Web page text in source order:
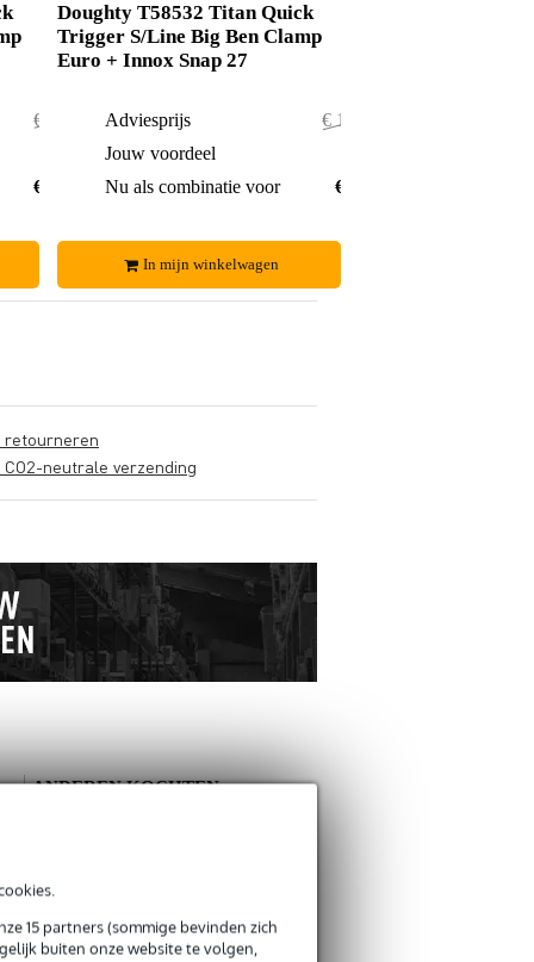
15 partners (sommige bevinden zich
buiten onze website te volgen,
€ 128,-
€ 122,-
Doughty T58532 Titan Quick
Trigger S/Line Big Ben Clamp
Euro + Innox Snap 27
Adviesprijs
€ 104,50
Jouw voordeel
Nu als combinatie voor
€ 103,-
In mijn winkelwagen
retourneren
CO2-neutrale verzending
Je naam
ANDEREN KOCHTEN